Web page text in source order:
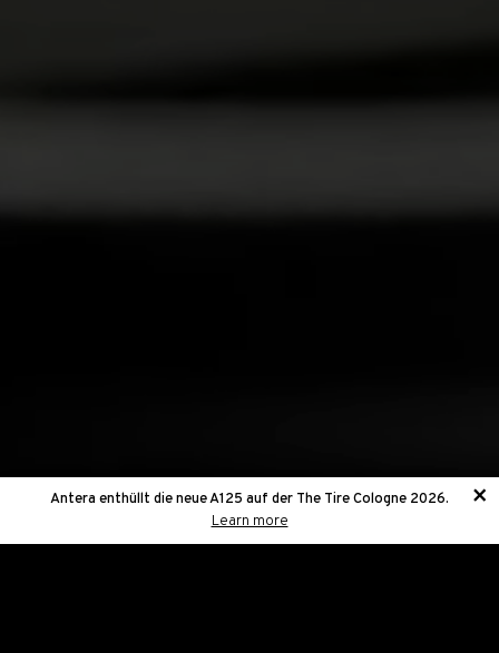
Antera enthüllt die neue A125 auf der The Tire Cologne 2026.
Learn more